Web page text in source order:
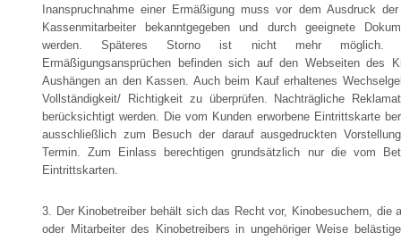
Inanspruchnahme einer Ermäßigung muss vor dem Ausdruck
Kassenmitarbeiter bekanntgegeben und durch geeignete
werden. Späteres Storno ist nicht mehr möglich.
Ermäßigungsansprüchen befinden sich auf den Webseiten des
Aushängen an den Kassen. Auch beim Kauf erhaltenes
Vollständigkeit/ Richtigkeit zu überprüfen. Nachträgliche
berücksichtigt werden. Die vom Kunden erworbene Eintrittskarte
ausschließlich zum Besuch der darauf ausgedruckten
Termin. Zum Einlass berechtigen grundsätzlich nur die vom
Eintrittskarten.
3. Der Kinobetreiber behält sich das Recht vor, Kinobesuchern, die
oder Mitarbeiter des Kinobetreibers in ungehöriger Weise